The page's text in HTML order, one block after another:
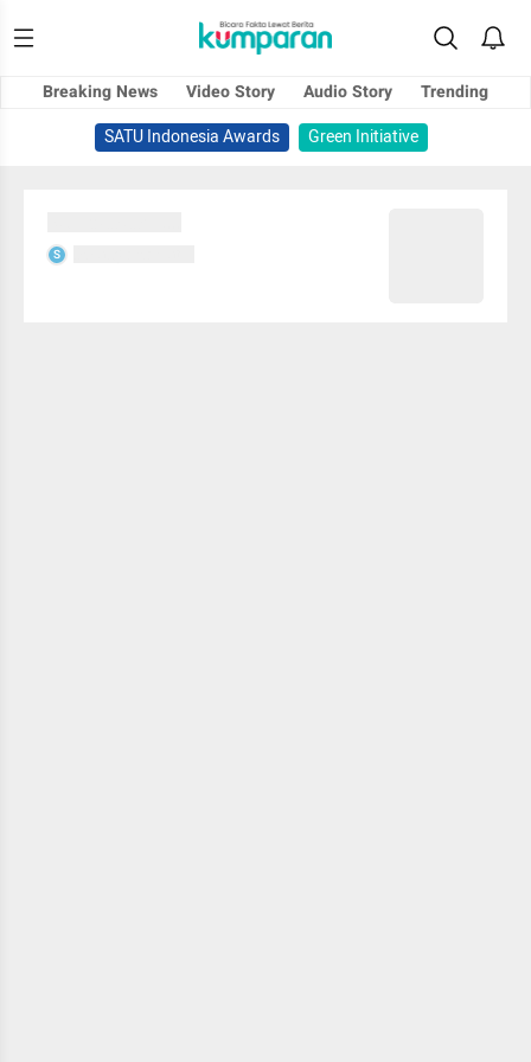
Breaking News Video Story Audio Story
Trending
SATU Indonesia Awards
Green Initiative
S